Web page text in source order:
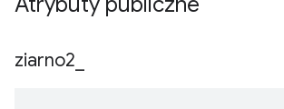
ziarno2